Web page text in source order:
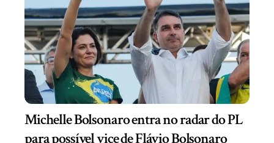
Michelle Bolsonaro entra no radar do PL
para possível vice de Flávio Bolsonaro